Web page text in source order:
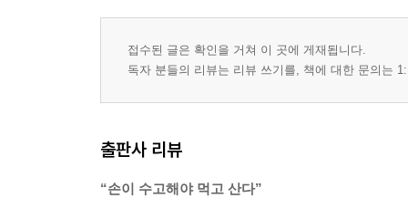
접수된 글은 확인을 거쳐 이 곳에 게재됩니다.
독자 분들의 리뷰는 리뷰 쓰기를, 책에 대한 문의는
출판사 리뷰
“손이 수고해야 먹고 산다”